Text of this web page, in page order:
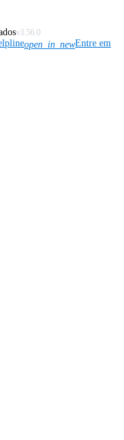
v3.56.0
open_in_newEntre em